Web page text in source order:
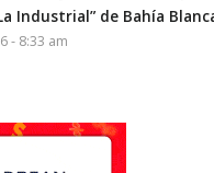
Industrial” de Bahía
- 8:33 am